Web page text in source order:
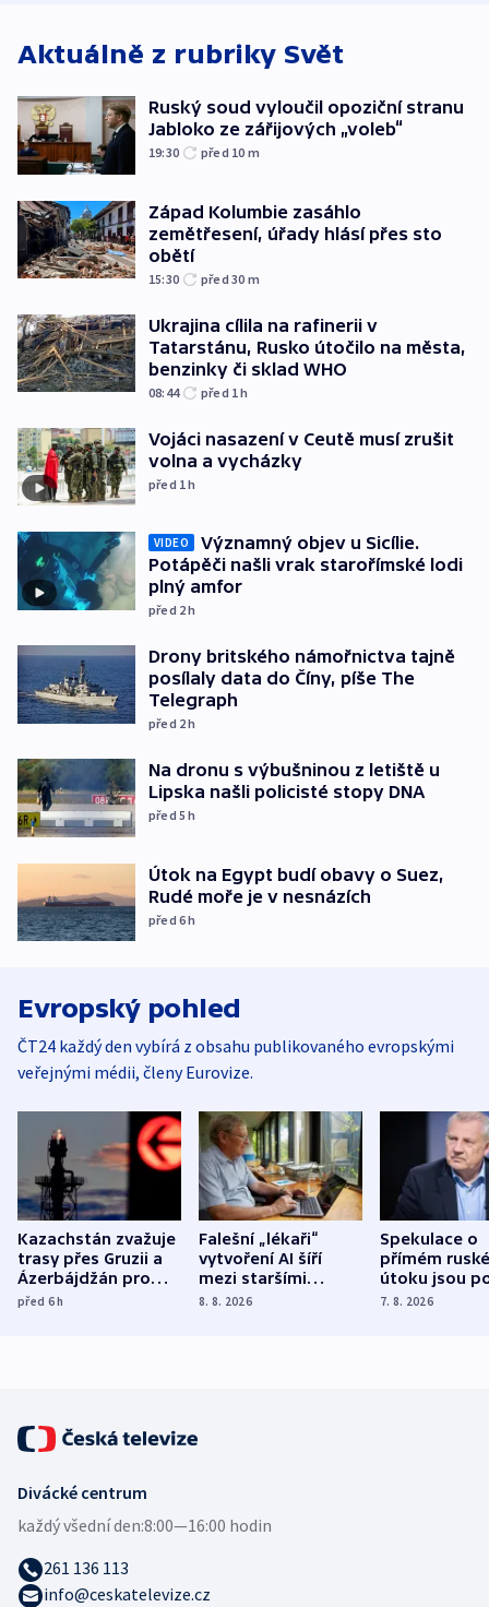
Aktuálně z rubriky Svět
Ruský soud vyloučil opoziční stranu
Jabloko ze zářijových „voleb“
19:30 před 10 m
Západ Kolumbie zasáhlo
zemětřesení, úřady hlásí přes sto
obětí
15:30 před 30 m
Ukrajina cílila na rafinerii v
Tatarstánu, Rusko útočilo na města,
benzinky či sklad WHO
08:44 před 1h
Vojáci nasazení v Ceutě musí zrušit
volna a vycházky
před 1h
VIDEO
Významný objev u Sicílie.
Potápěči našli vrak starořímské lodi
plný amfor
před 2h
Drony britského námořnictva tajně
posílaly data do Číny, píše The
Telegraph
před 2h
Na dronu s výbušninou z letiště u
Lipska našli policisté stopy DNA
před 5h
Útok na Egypt budí obavy o Suez,
Rudé moře je v nesnázích
před 6h
Evropský pohled
ČT24 každý den vybírá z obsahu publikovaného evropskými
veřejnými médii, členy Eurovize.
Kazachstán zvažuje
trasy přes Gruzii a
Ázerbájdžán pro
vývoz ropy do
před 6h
Falešní „lékaři“
vytvoření AI šíří
mezi staršími
Poláky nebezpečné
8. 8. 2026
Spekulace o
přímém
útoku jsou
míní
7. 8. 2026
Divácké centrum
každý všední den:8:00—16:00 hodin
261 136 113
info@ceskatelevize.cz